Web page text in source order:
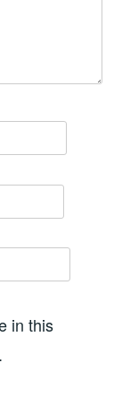
in this